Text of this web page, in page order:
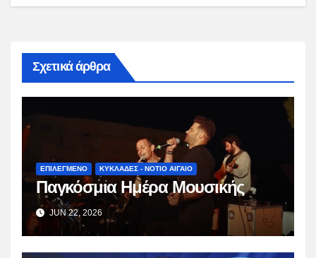
Σχετικά άρθρα
ΕΠΙΛΕΓΜΕΝΟ ΚΥΚΛΑΔΕΣ - ΝΟΤΙΟ ΑΙΓΑΙΟ
Παγκόσμια Ημέρα Μουσικής
JUN 22, 2026